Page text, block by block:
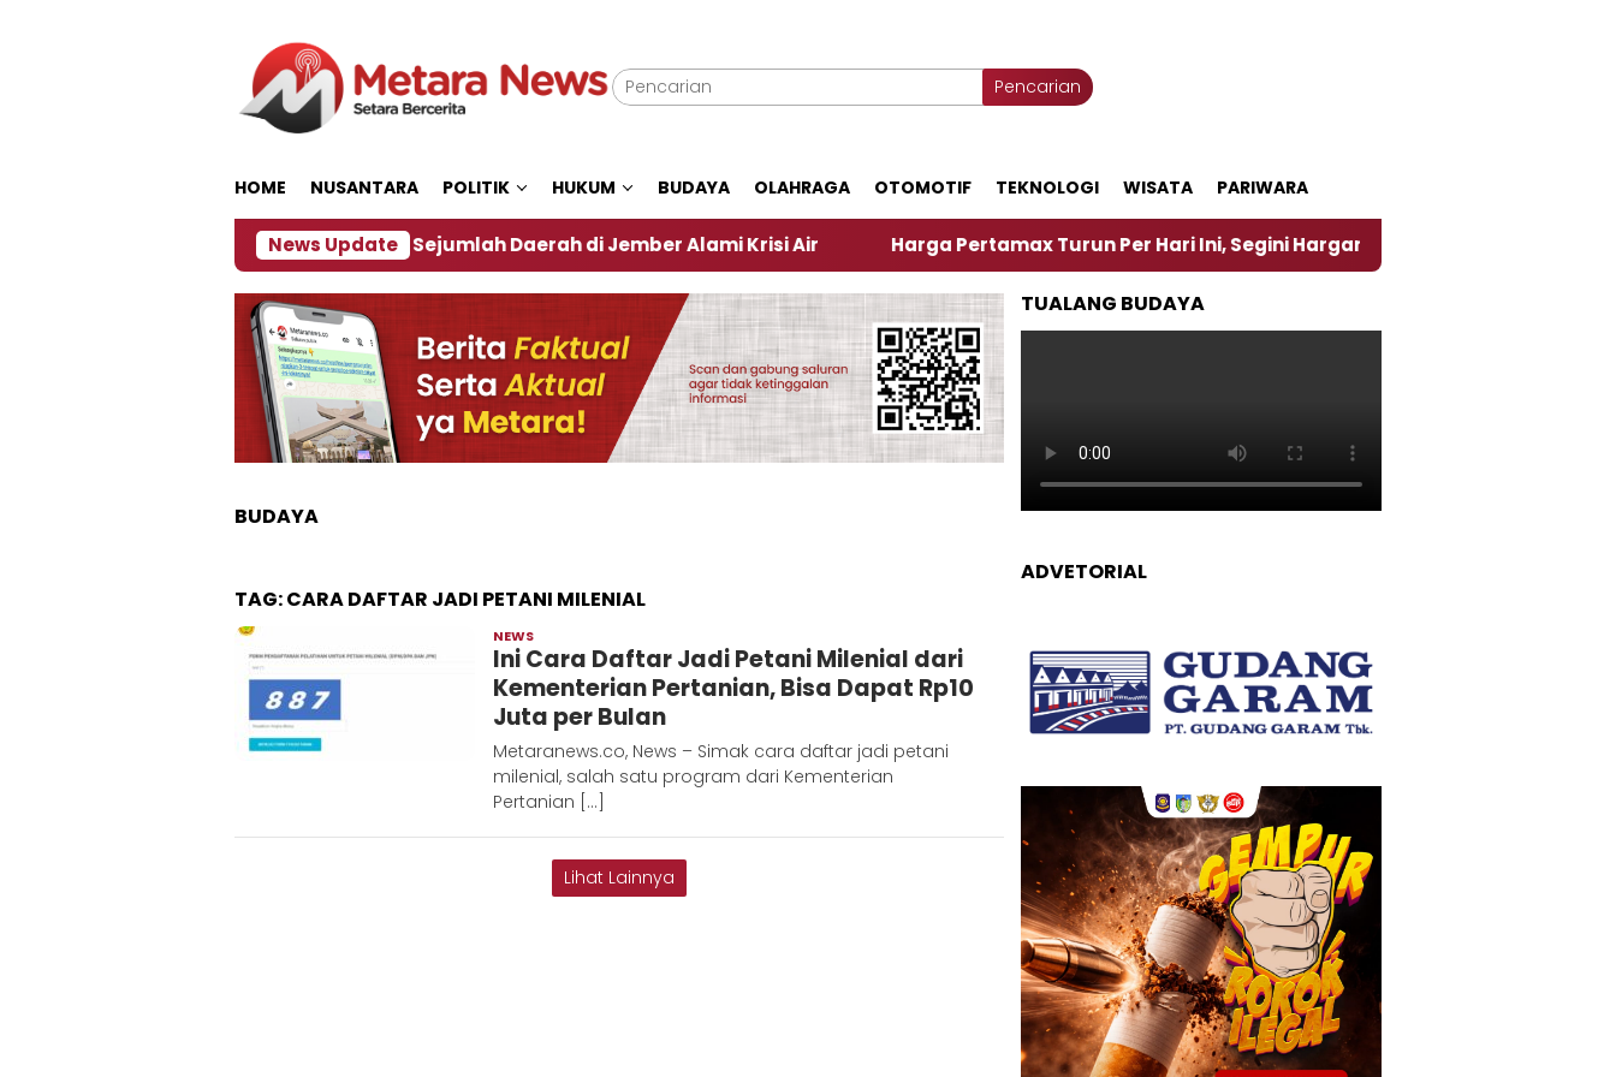
Pencarian
HOME NUSANTARA POLITIK HUKUM BUDAYA OLAHRAGA OTOMOTIF TEKNOLOGI WISATA PARIWARA
News Update
Dampak El Nino, Sejumlah Daerah di Jember Alami Krisi Air Harga Pertamax Turun Per Hari Ini, Segini Harganya
BUDAYA
TAG:CARA DAFTAR JADI PETANI MILENIAL
NEWS
D
Ini Cara Daftar Jadi Petani Milenial dari
Kementerian Pertanian, Bisa Dapat Rp10
Juta per Bulan
Metaranews.co, News – Simak cara daftar jadi petani
milenial, salah satu program dari Kementerian
Pertanian […]
Lihat Lainnya
TUALANG BUDAYA
ADVETORIAL